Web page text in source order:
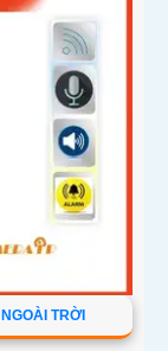
EU sử dụng
hợp Wifi không
TRỜI